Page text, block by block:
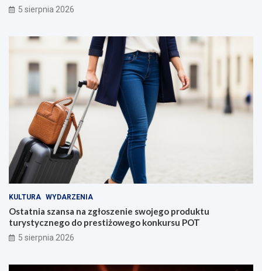
5 sierpnia 2026
KULTURA WYDARZENIA
Ostatnia szansa na zgłoszenie swojego produktu
turystycznego do prestiżowego konkursu POT
5 sierpnia 2026